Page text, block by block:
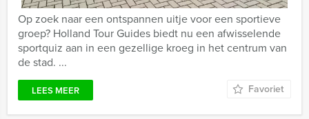
Op zoek naar een ontspannen uitje voor een sportieve
groep? Holland Tour Guides biedt nu een afwisselende
sportquiz aan in een gezellige kroeg in het centrum van
de stad. ...
LEES MEER Favoriet